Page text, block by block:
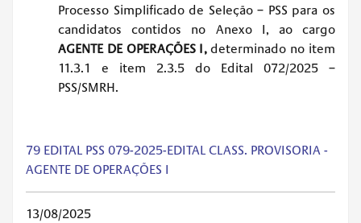
Processo Simplificado de Seleção – PSS para os
candidatos contidos no Anexo I, ao cargo
AGENTE DE OPERAÇÕES I,determinado no item
11.3.1 e item 2.3.5 do Edital 072/2025 –
PSS/SMRH.
79 EDITAL PSS 079-2025-EDITAL CLASS. PROVISORIA -
AGENTE DE OPERAÇÕES I
13/08/2025